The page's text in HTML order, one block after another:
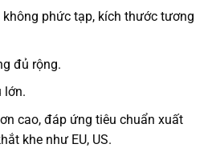
phức tạp, kích thước tương
đủ rộng.
lớn.
cao, đáp ứng tiêu chuẩn xuất
khe như EU, US.